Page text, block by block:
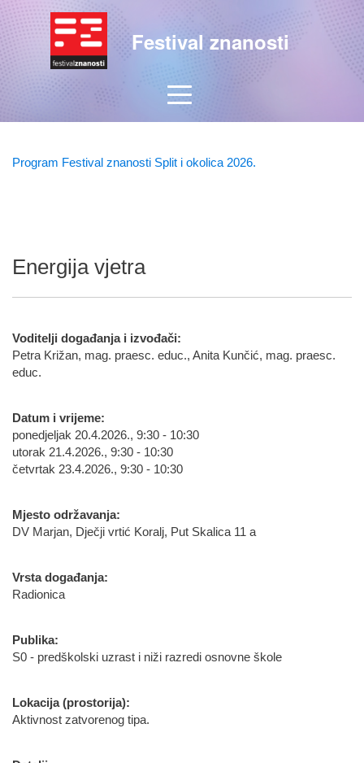
Festival znanosti
Program Festival znanosti Split i okolica 2026.
Energija vjetra
Voditelji događanja i izvođači:
Petra Križan, mag. praesc. educ., Anita Kunčić, mag. praesc.
educ.
Datum i vrijeme:
ponedjeljak 20.4.2026., 9:30 - 10:30
utorak 21.4.2026., 9:30 - 10:30
četvrtak 23.4.2026., 9:30 - 10:30
Mjesto održavanja:
DV Marjan, Dječji vrtić Koralj, Put Skalica 11 a
Vrsta događanja:
Radionica
Publika:
S0 - predškolski uzrast i niži razredi osnovne škole
Lokacija (prostorija):
Aktivnost zatvorenog tipa.